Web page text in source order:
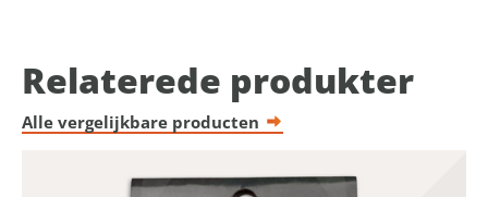
Relaterede produkter
Alle vergelijkbare producten